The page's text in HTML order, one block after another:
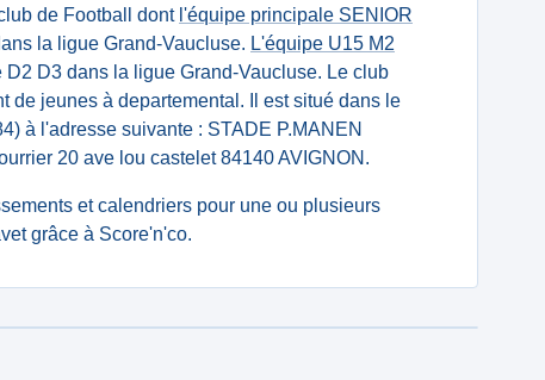
de Football dont l'équipe principale SENIOR
la ligue Grand-Vaucluse. L'équipe U15 M2
D3 dans la ligue Grand-Vaucluse. Le club
de jeunes à departemental. Il est situé dans le
à l'adresse suivante : STADE P.MANEN
20 ave lou castelet 84140 AVIGNON.
et calendriers pour une ou plusieurs
grâce à Score'n'co.